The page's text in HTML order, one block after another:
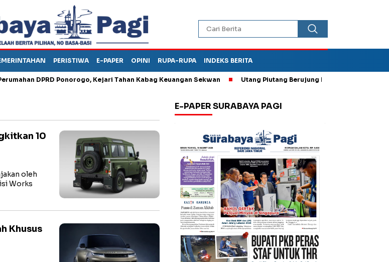
PERISTIWA E-PAPER OPINI RUPA-RUPA INDEKS BERITA
DPRD Ponorogo, Kejari Tahan Kabag Keuangan Sekwan Utang Piutang Berujung Penganiayaan, Oknum
10
oleh
Works
Khusus
E-PAPER SURABAYA PAGI